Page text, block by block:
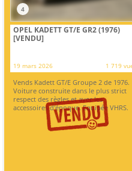
4
OPEL KADETT GT/E GR2 (1976)
[VENDU]
19 mars 2026 1 719
Vends Kadett GT/E Groupe 2 de 1976.
Voiture construite dans le plus strict
respect des règles et avec les
accessoires d'époque. Equipée VHRS.